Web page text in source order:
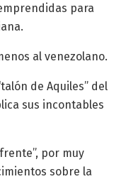
para
al venezolano.
de Aquiles” del
sus incontables
por muy
sobre la